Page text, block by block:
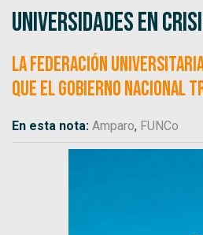
Universidades en
La Federación
que el gobierno nacional
En esta nota: Amparo, FUNCo